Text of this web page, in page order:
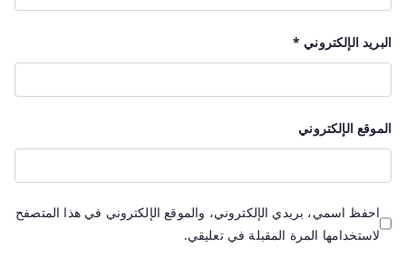
البريد الإلكتروني *
الموقع الإلكتروني
احفظ اسمي، بريدي الإلكتروني، والموقع الإلكتروني في هذا المتصفح
لاستخدامها المرة المقبلة في تعليقي.